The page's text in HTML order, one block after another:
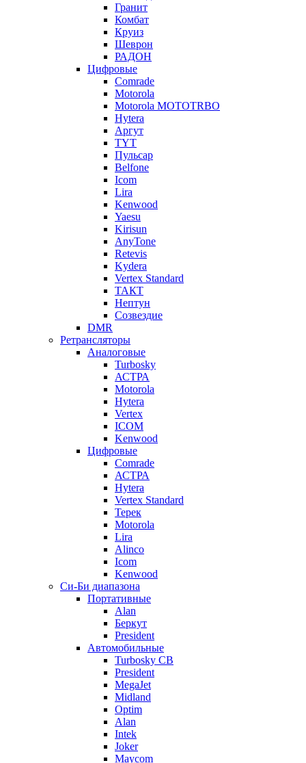
Гранит
Комбат
Круиз
Шеврон
РАДОН
Цифровые
Comrade
Motorola
Motorola MOTOTRBO
Hytera
Аргут
TYT
Пульсар
Belfone
Icom
Lira
Kenwood
Yaesu
Kirisun
AnyTone
Retevis
Kydera
Vertex Standard
ТАКТ
Нептун
Созвездие
DMR
Ретрансляторы
Аналоговые
Turbosky
АСТРА
Motorola
Hytera
Vertex
ICOM
Kenwood
Цифровые
Comrade
АСТРА
Hytera
Vertex Standard
Терек
Motorola
Lira
Alinco
Icom
Kenwood
Си-Би диапазона
Портативные
Alan
Беркут
President
Автомобильные
Turbosky CB
President
MegaJet
Midland
Optim
Alan
Intek
Joker
Maycom